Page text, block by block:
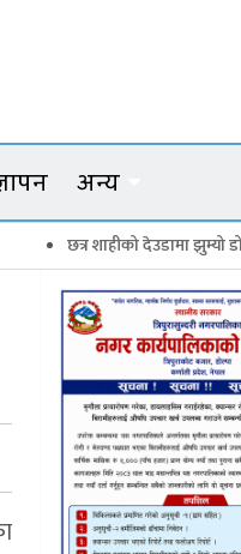
अन्य
देउडामा झुम्यो डोल्पा, महोत्सव